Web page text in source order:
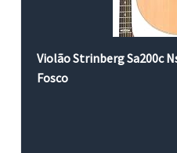
Violão Strinberg Sa200c
Fosco